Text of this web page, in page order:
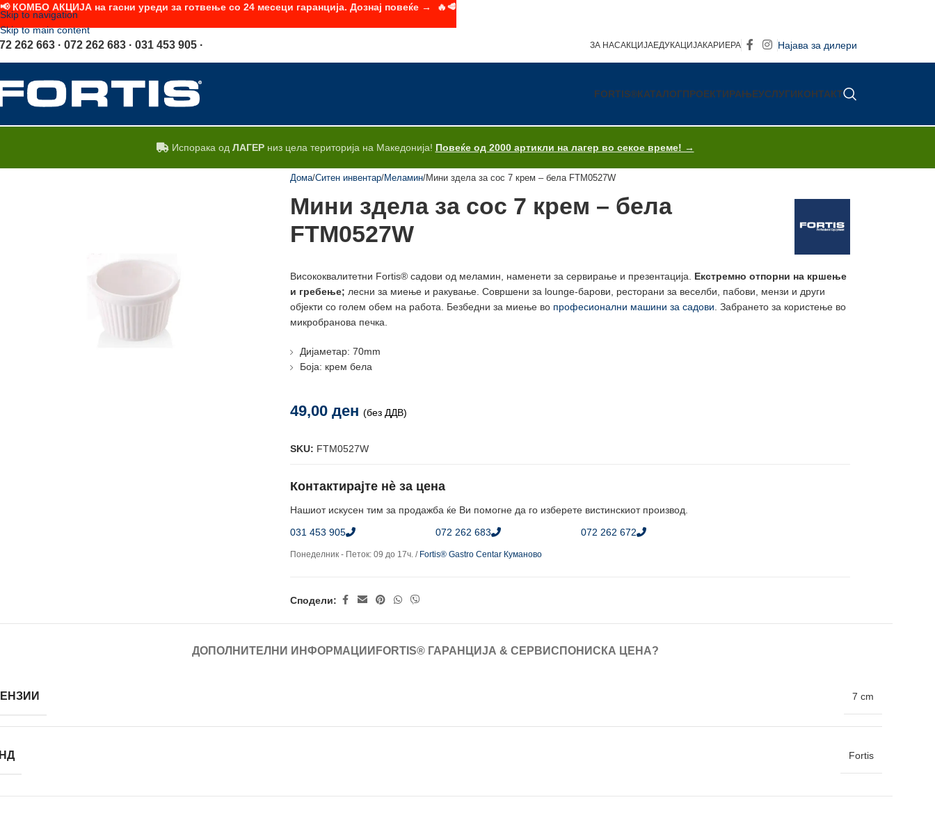
Skip to navigation
Skip to main content
262 663 · 072 262 683 · 031 453 905 · ЗА НАСАКЦИЈАЕДУКАЦИЈАКАРИЕРА Најава за дилери
FORTIS®КАТАЛОГПРОЕКТИРАЊЕУСЛУГИКОНТАКТ
Испорака од ЛАГЕРниз цела територија на Македонија! Повеќе од 2000 артикли на лагер во секое време! →
Дома Ситен инвентар Меламин Мини здела за сос 7 крем – бела FTM0527W
Мини здела за сос 7 крем – бела
FTM0527W
Висококвалитетни Fortis® садови од меламин, наменети за сервирање и презентација. Екстремно отпорни на кршење
и гребење; лесни за миење и ракување. Совршени за lounge-барови, ресторани за веселби, пабови, мензи и други
објекти со голем обем на работа. Безбедни за миење во професионални машини за садови . Забрането за користење во
микробранова печка.
Дијаметар: 70mm
Боја: крем бела
49,00ден (без ДДВ)
SKU: FTM0527W
Контактирајте нè за цена
Нашиот искусен тим за продажба ќе Ви помогне да го изберете вистинскиот производ.
031 453 905
072 262 683 072 262 672
Понеделник - Петок: 09 до 17ч. / Fortis® Gastro Centar Куманово
Сподели:
ДОПОЛНИТЕЛНИ ИНФОРМАЦИИ FORTIS® ГАРАНЦИЈА & СЕРВИС ПОНИСКА ЦЕНА?
7 cm
Fortis
📢 КОМБО АКЦИЈА на гасни уреди за готвење со 24 месеци гаранција. Дознај повеќе → 🔥🥩